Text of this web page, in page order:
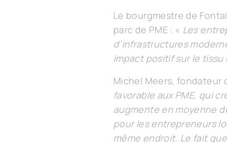
Le bourgmestre de
parc de PME : « Les
d’infrastructures
impact positif sur le
Michel Meers, fondateur
favorable aux PME, qui
augmente en moyenne
pour les entrepreneurs
même endroit. Le fait